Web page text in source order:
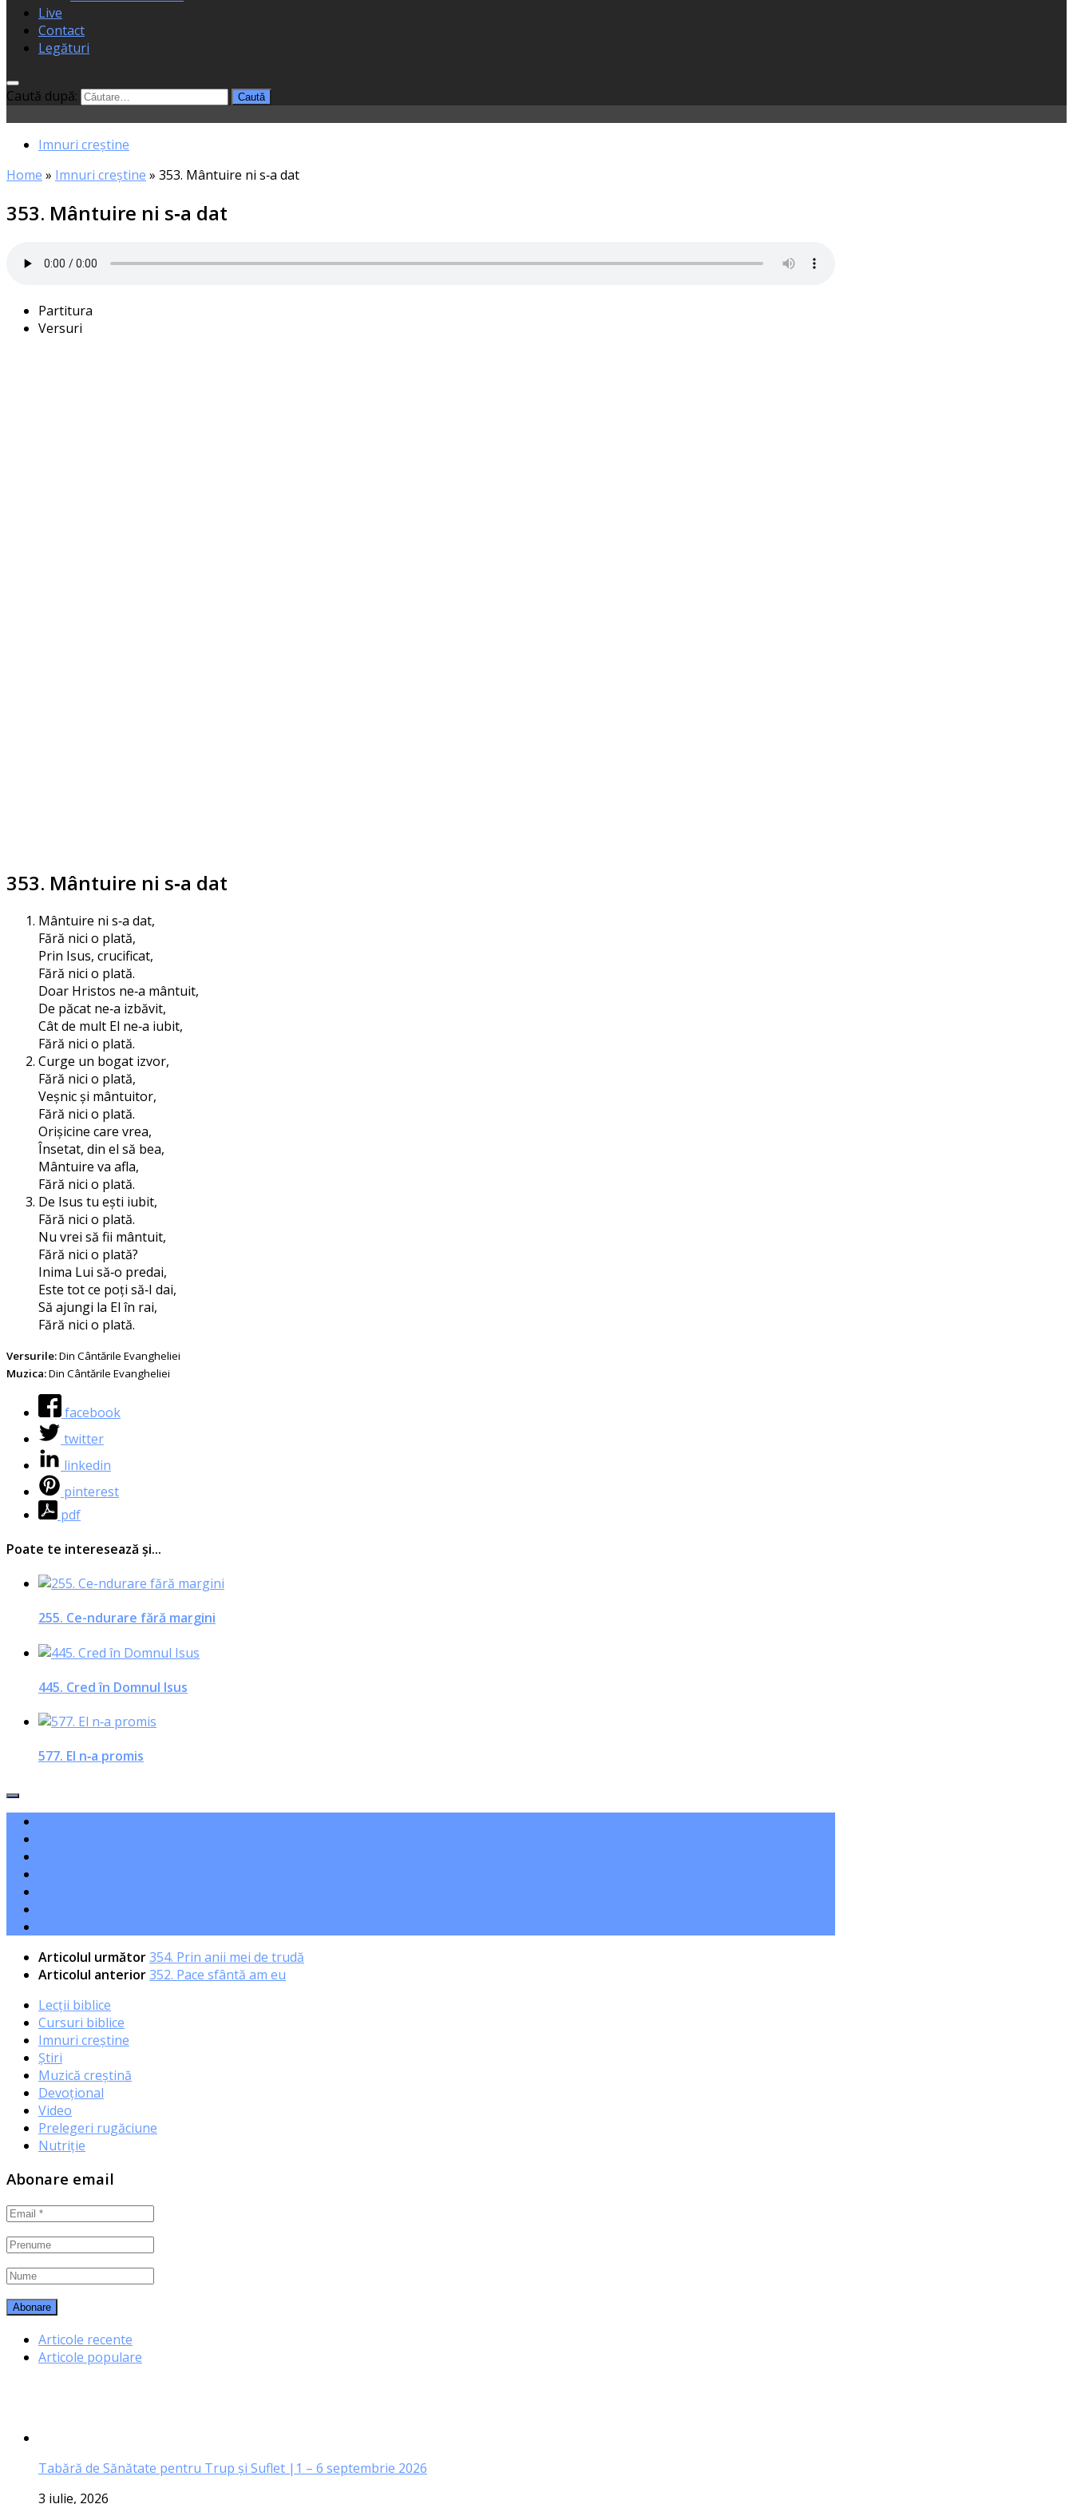
Live
Contact
Legături
Caută după:
Imnuri creștine
Home » Imnuri creștine » 353. Mântuire ni s‑a dat
353. Mântuire ni s‑a dat
Partitura
Versuri
353. Mântuire ni s‑a dat
Mântuire ni s‑a dat,
Fără nici o plată,
Prin Isus, crucificat,
Fără nici o plată.
Doar Hristos ne‑a mântuit,
De păcat ne‑a izbăvit,
Cât de mult El ne‑a iubit,
Fără nici o plată.
Curge un bogat izvor,
Fără nici o plată,
Veșnic și mântuitor,
Fără nici o plată.
Orișicine care vrea,
Însetat, din el să bea,
Mântuire va afla,
Fără nici o plată.
De Isus tu ești iubit,
Fără nici o plată.
Nu vrei să fii mântuit,
Fără nici o plată?
Inima Lui să‑o predai,
Este tot ce poți să‑I dai,
Să ajungi la El în rai,
Fără nici o plată.
Versurile:Din Cântările Evangheliei
Muzica:Din Cântările Evangheliei
facebook
twitter
linkedin
pinterest
pdf
Poate te interesează și...
255. Ce-ndurare fără margini
445. Cred în Domnul Isus
577. El n‑a promis
Articolul următor354. Prin anii mei de trudă
Articolul anterior352. Pace sfântă am eu
Lecții biblice
Cursuri biblice
Imnuri creștine
Știri
Muzică creștină
Devoțional
Video
Prelegeri rugăciune
Nutriție
Abonare email
Articole recente
Articole populare
Tabără de Sănătate pentru Trup și Suflet |1 – 6 septembrie 2026
3 iulie, 2026